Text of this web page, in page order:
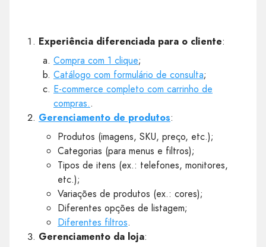
Experiência diferenciada para o cliente:
Compra com 1 clique;
Catálogo com formulário de consulta;
E-commerce completo com carrinho de
compras..
Gerenciamento de produtos:
Produtos (imagens, SKU, preço, etc.);
Categorias (para menus e filtros);
Tipos de itens (ex.: telefones, monitores,
etc.);
Variações de produtos (ex.: cores);
Diferentes opções de listagem;
Diferentes filtros.
Gerenciamento da loja: